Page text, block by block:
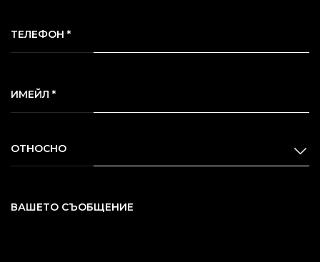
ТЕЛЕФОН *
ИМЕЙЛ *
ОТНОСНО
ВАШЕТО СЪОБЩЕНИЕ